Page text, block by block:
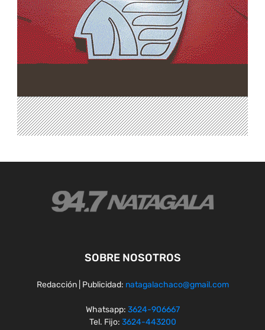
SOBRE NOSOTROS
Redacción | Publicidad: natagalachaco@gmail.com
Whatsapp: 3624-906667
Tel. Fijo: 3624-443200